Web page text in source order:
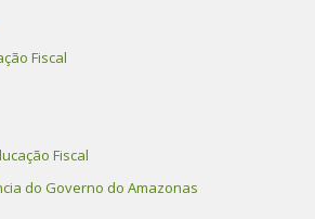
Fiscal
Fiscal
do Governo do Amazonas